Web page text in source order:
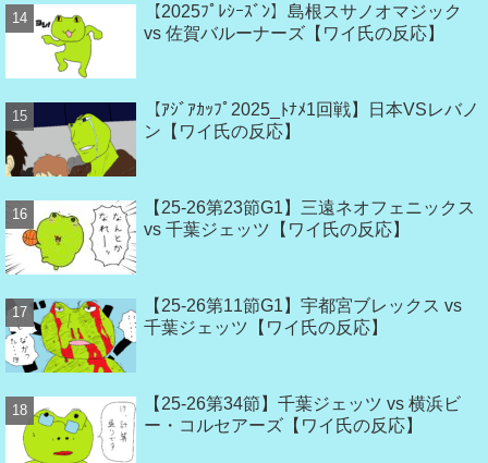
【2025ﾌﾟﾚｼｰｽﾞﾝ】島根スサノオマジック
vs 佐賀バルーナーズ【ワイ氏の反応】
【ｱｼﾞｱｶｯﾌﾟ2025_ﾄﾅﾒ1回戦】日本VSレバノ
ン【ワイ氏の反応】
【25-26第23節G1】三遠ネオフェニックス
vs 千葉ジェッツ【ワイ氏の反応】
【25-26第11節G1】宇都宮ブレックス vs
千葉ジェッツ【ワイ氏の反応】
【25-26第34節】千葉ジェッツ vs 横浜ビ
ー・コルセアーズ【ワイ氏の反応】